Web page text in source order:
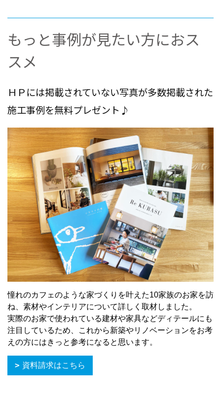
もっと事例が見たい方におス
スメ
ＨＰには掲載されていない写真が多数掲載された
施工事例を無料プレゼント♪
憧れのカフェのような家づくりを叶えた10家族のお家を訪
ね、素材やインテリアについて詳しく取材しました。
実際のお家で使われている建材や家具などディテールにも
注目しているため、これから新築やリノベーションをお考
えの方にはきっと参考になると思います。
資料請求はこちら